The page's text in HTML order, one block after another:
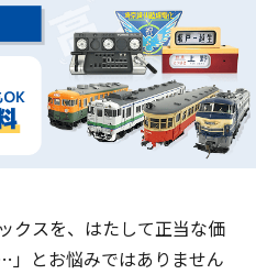
クスを、はたして正当な価
とお悩みではありません